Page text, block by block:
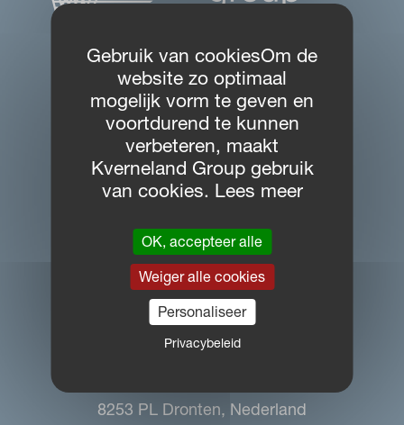
SITE NAVIGATIE
Download Centre
PARTNER PORTAL
MYVICON
CONTACT
Kverneland Group Benelux B.V.
8253 PL Dronten, Nederland
Gebruik van cookiesOm de
website zo optimaal
mogelijk vorm te geven en
voortdurend te kunnen
verbeteren, maakt
Kverneland Group gebruik
van cookies. Lees meer
OK, accepteer alle
Weiger alle cookies
Personaliseer
Privacybeleid